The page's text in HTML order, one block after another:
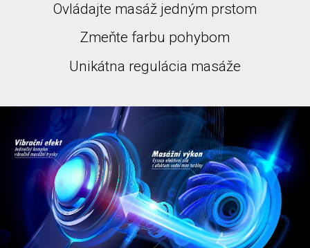
Ovládajte masáž jedným prstom
Zmeňte farbu pohybom
Unikátna regulácia masáže